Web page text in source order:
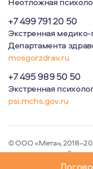
+7 499 791 20 50
Экстренная
Департамента
mosgorzdrav.ru
+7 495 989 50 50
Экстренная
psi.mchs.gov.ru
© ООО «Мета»,
деятельность в области
деятельности (код): 2.01.